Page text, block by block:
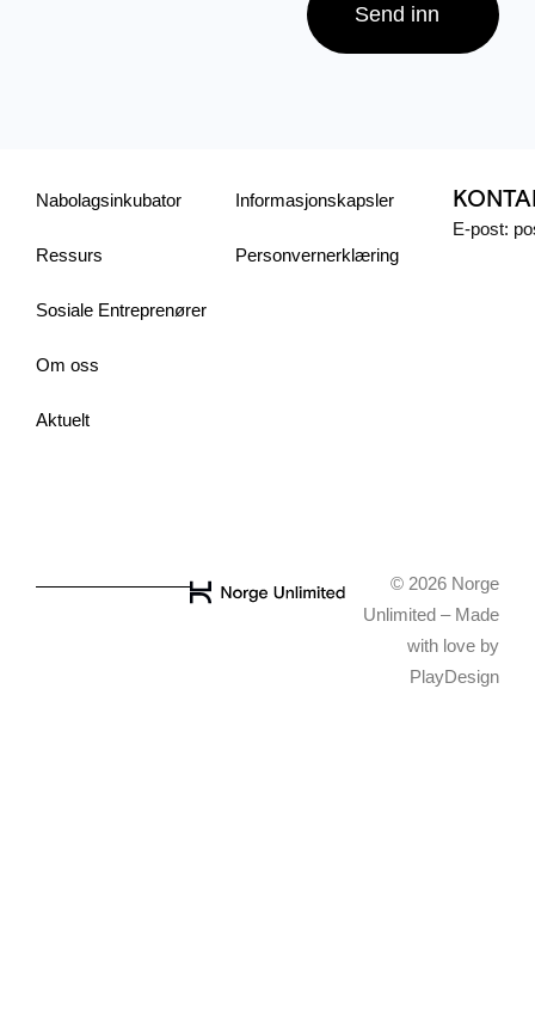
Send inn
Nabolagsinkubator
Ressurs
Sosiale Entreprenører
Om oss
Aktuelt
Informasjonskapsler
Personvern­erklæring
E-post:
© 2026 Norge
Unlimited – Made
with love by
PlayDesign